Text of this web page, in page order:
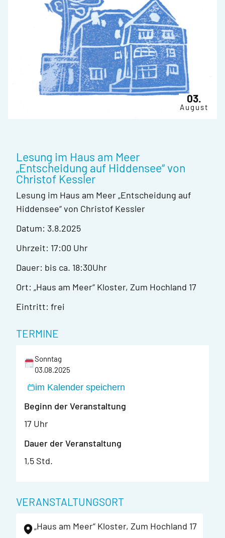
03.
August
Lesung im Haus am Meer
„Entscheidung auf Hiddensee“ von
Christof Kessler
Lesung im Haus am Meer „Entscheidung auf
Hiddensee“ von Christof Kessler
Datum: 3.8.2025
Uhrzeit: 17:00 Uhr
Dauer: bis ca. 18:30Uhr
Ort: „Haus am Meer“ Kloster, Zum Hochland 17
Eintritt: frei
TERMINE
Sonntag
03.08.2025
im Kalender speichern
Beginn der Veranstaltung
17 Uhr
Dauer der Veranstaltung
1,5 Std.
VERANSTALTUNGSORT
„Haus am Meer“ Kloster, Zum Hochland 17